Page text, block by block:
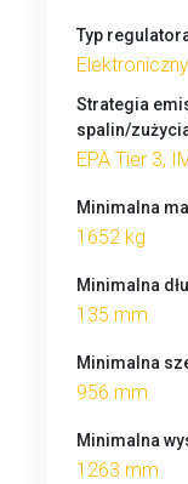
Typ
Elektroniczny
Strategia
spalin/
EPA Tier 3,
Minimalna
1652 kg
Minimalna
135 mm
Minimalna
956 mm
Minimalna
1263 mm